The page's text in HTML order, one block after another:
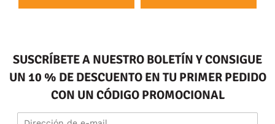
SUSCRÍBETE A NUESTRO BOLETÍN Y CONSIGUE
UN 10 % DE DESCUENTO EN TU PRIMER PEDIDO
CON UN CÓDIGO PROMOCIONAL